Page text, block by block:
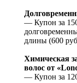
— Купон за
длины (600
Химическая
волос от
— Купон за